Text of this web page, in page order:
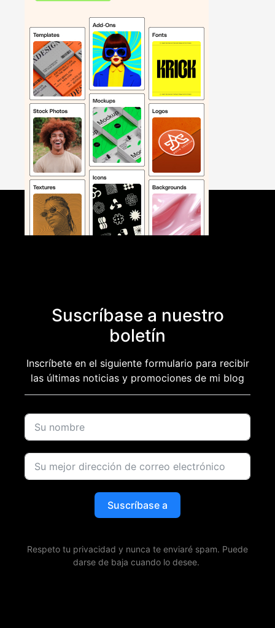
Suscríbase a nuestro
boletín
Inscríbete en el siguiente formulario para recibir
las últimas noticias y promociones de mi blog
Suscríbase a
Respeto tu privacidad y nunca te enviaré spam. Puede
darse de baja cuando lo desee.